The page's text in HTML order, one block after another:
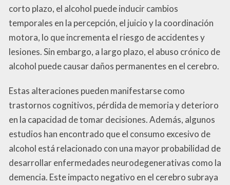
corto plazo, el alcohol puede inducir cambios
temporales en la percepción, el juicio y la coordinación
motora, lo que incrementa el riesgo de accidentes y
lesiones. Sin embargo, a largo plazo, el abuso crónico de
alcohol puede causar daños permanentes en el cerebro.
Estas alteraciones pueden manifestarse como
trastornos cognitivos, pérdida de memoria y deterioro
en la capacidad de tomar decisiones. Además, algunos
estudios han encontrado que el consumo excesivo de
alcohol está relacionado con una mayor probabilidad de
desarrollar enfermedades neurodegenerativas como la
demencia. Este impacto negativo en el cerebro subraya